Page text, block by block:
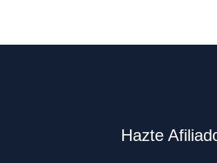
Hazte